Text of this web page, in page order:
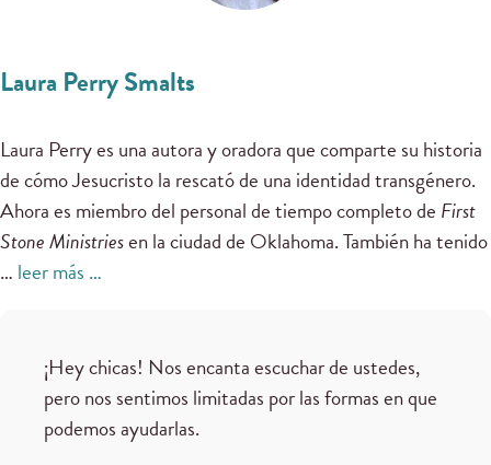
Laura Perry Smalts
Laura Perry es una autora y oradora que comparte su historia
de cómo Jesucristo la rescató de una identidad transgénero.
Ahora es miembro del personal de tiempo completo de First
Stone Ministriesen la ciudad de Oklahoma. También ha tenido
… leer más …
¡Hey chicas! Nos encanta escuchar de ustedes,
pero nos sentimos limitadas por las formas en que
podemos ayudarlas.